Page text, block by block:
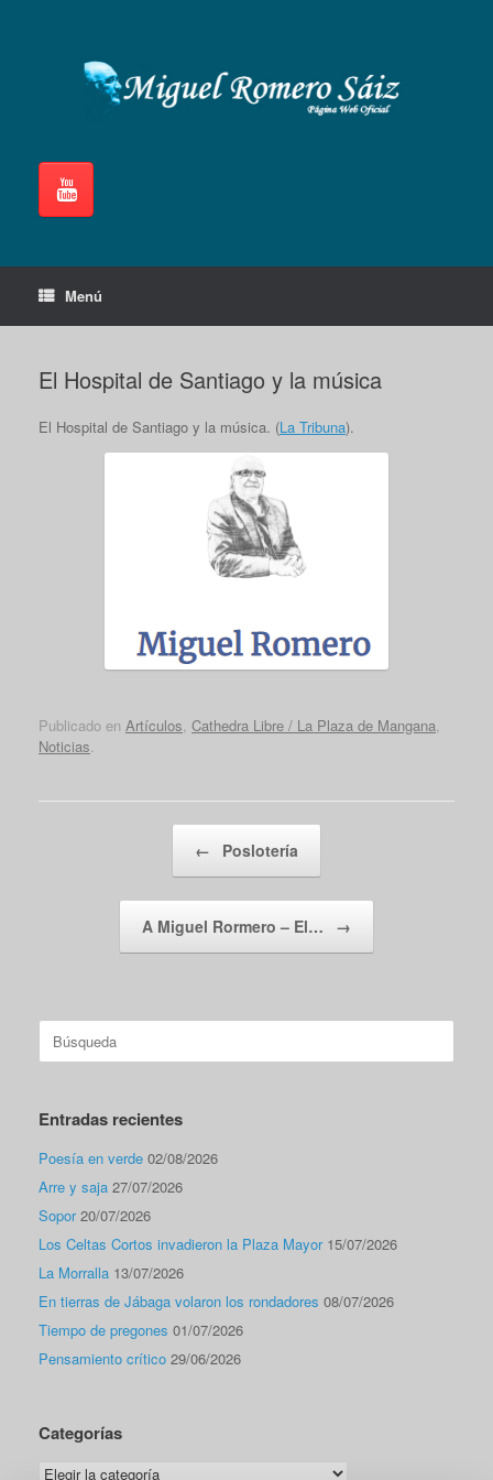
Menú
El Hospital de Santiago y la música
El Hospital de Santiago y la música. (La Tribuna).
Publicado en Artículos Cathedra Libre / La Plaza de Mangana
Noticias
← Poslotería
A Miguel Rormero – El… →
Buscar:
Entradas recientes
Poesía en verde 02/08/2026
Arre y saja 27/07/2026
Sopor 20/07/2026
Los Celtas Cortos invadieron la Plaza Mayor 15/07/2026
La Morralla 13/07/2026
En tierras de Jábaga volaron los rondadores 08/07/2026
Tiempo de pregones 01/07/2026
Pensamiento crítico 29/06/2026
Categorías
Categorías